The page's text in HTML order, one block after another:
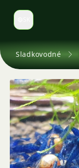
Prepnúť jazyk
Sladkovodné